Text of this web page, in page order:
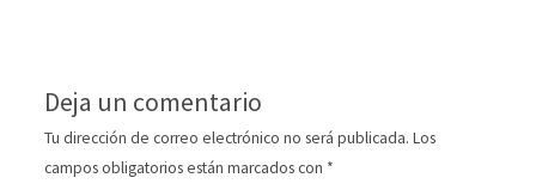
Deja un comentario
Tu dirección de correo electrónico no será publicada. Los
campos obligatorios están marcados con *